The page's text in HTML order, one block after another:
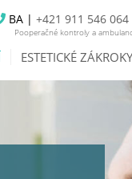
BA | +421 911 546 064
Pooperačné kontroly a
ESTETICKÉ ZÁKROKY